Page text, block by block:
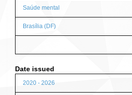
Saúde mental
Brasília (DF)
Date issued
2020 - 2026